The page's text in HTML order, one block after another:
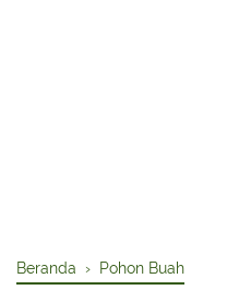
Beranda › Pohon Buah